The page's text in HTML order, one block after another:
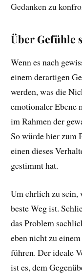
Gedanken zu
Über Gefühle
Wenn es nach
einem derartigen
werden, was die
emotionaler Ebene
im Rahmen der
So würde hier zum
einen dieses
gestimmt hat.
Um ehrlich zu
beste Weg ist.
das Problem
eben nicht zu
führen. Der ideale
ist es, dem